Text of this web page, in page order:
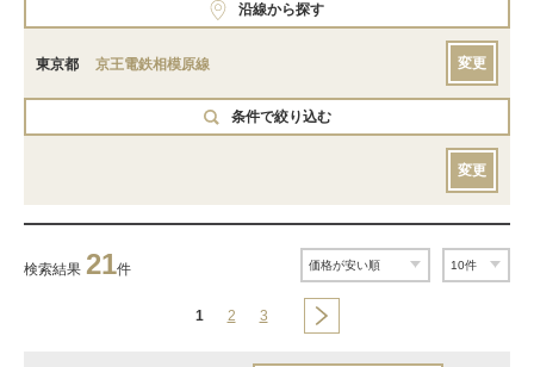
沿線から探す
東京都 京王電鉄相模原線 変更
条件で絞り込む
変更
検索結果 21件
1 2 3